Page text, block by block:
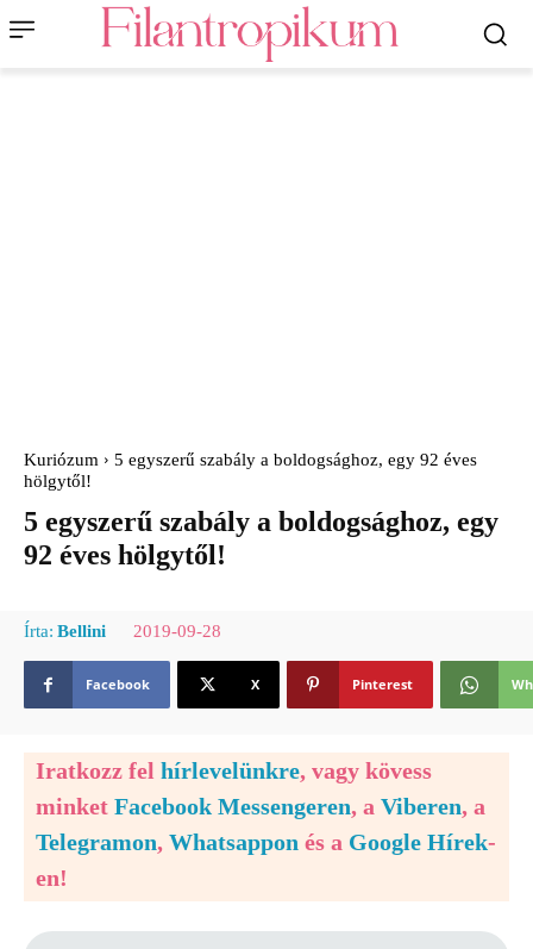
Kuriózum
5 egyszerű szabály a boldogsághoz, egy 92 éves
hölgytől!
5 egyszerű szabály a boldogsághoz, egy
92 éves hölgytől!
Írta: Bellini 2019-09-28
Facebook X Pinterest
Iratkozz fel hírlevelünkre, vagy kövess
minket Facebook Messengeren, a Viberen, a
Telegramon, Whatsappon és a Google Hírek-
en!